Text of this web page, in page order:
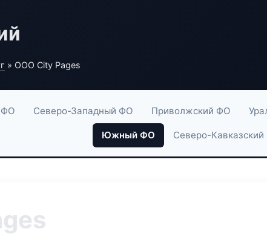
» ООО City Pages
ФО Северо-Западный ФО Приволжский ФО
Южный ФО Северо-